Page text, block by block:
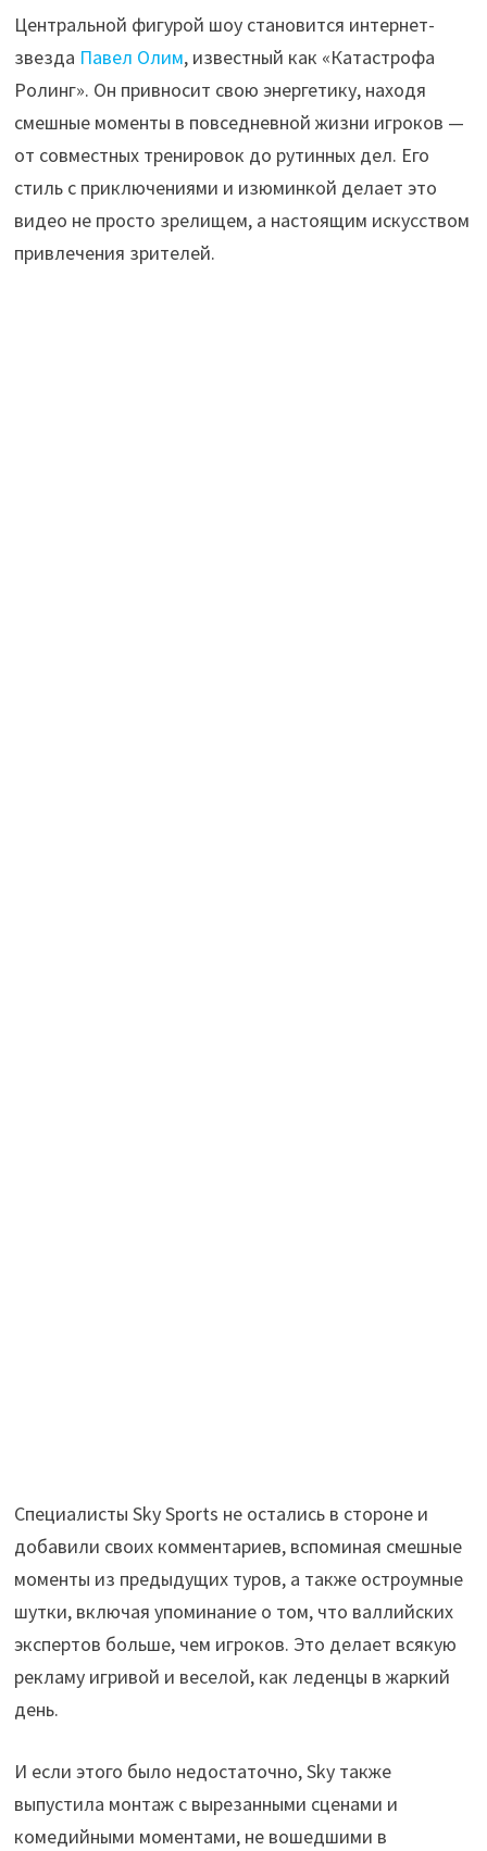
Центральной фигурой шоу становится интернет-
звезда Павел Олим, известный как «Катастрофа
Ролинг». Он привносит свою энергетику, находя
смешные моменты в повседневной жизни игроков —
от совместных тренировок до рутинных дел. Его
стиль с приключениями и изюминкой делает это
видео не просто зрелищем, а настоящим искусством
привлечения зрителей.
Специалисты Sky Sports не остались в стороне и
добавили своих комментариев, вспоминая смешные
моменты из предыдущих туров, а также остроумные
шутки, включая упоминание о том, что валлийских
экспертов больше, чем игроков. Это делает всякую
рекламу игривой и веселой, как леденцы в жаркий
день.
И если этого было недостаточно, Sky также
выпустила монтаж с вырезанными сценами и
комедийными моментами, не вошедшими в